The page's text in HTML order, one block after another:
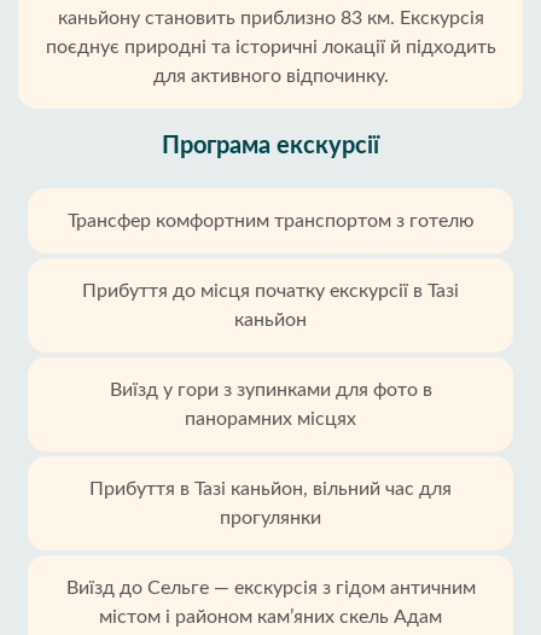
каньйону становить приблизно 83 км. Екскурсія
поєднує природні та історичні локації й підходить
для активного відпочинку.
Програма екскурсії
Трансфер комфортним транспортом з готелю
Прибуття до місця початку екскурсії в Тазі
каньйон
Виїзд у гори з зупинками для фото в
панорамних місцях
Прибуття в Тазі каньйон, вільний час для
прогулянки
Виїзд до Сельге — екскурсія з гідом античним
містом і районом кам’яних скель Адам